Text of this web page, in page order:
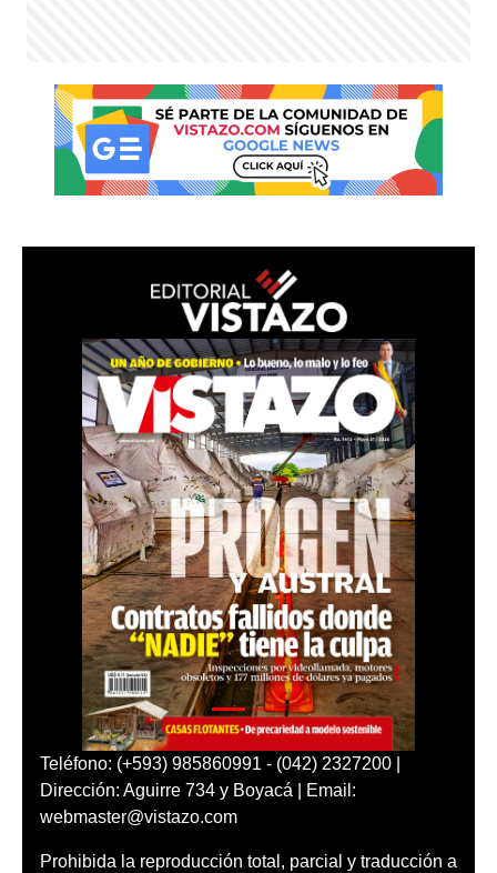
Teléfono: (+593) 985860991 - (042) 2327200 |
Dirección: Aguirre 734 y Boyacá | Email:
webmaster@vistazo.com
Prohibida la reproducción total, parcial y traducción a